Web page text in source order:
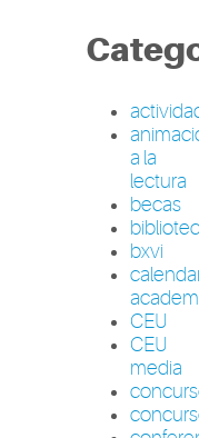
a la
lectura
becas
bxvi
CEU
CEU
media